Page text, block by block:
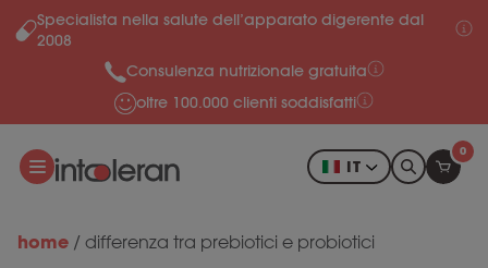
Salta al contenuto
Specialista nella salute dell’apparato digerente dal
2008
Consulenza nutrizionale gratuita
oltre 100.000 clienti soddisfatti
IT
0
home / differenza tra prebiotici e probiotici